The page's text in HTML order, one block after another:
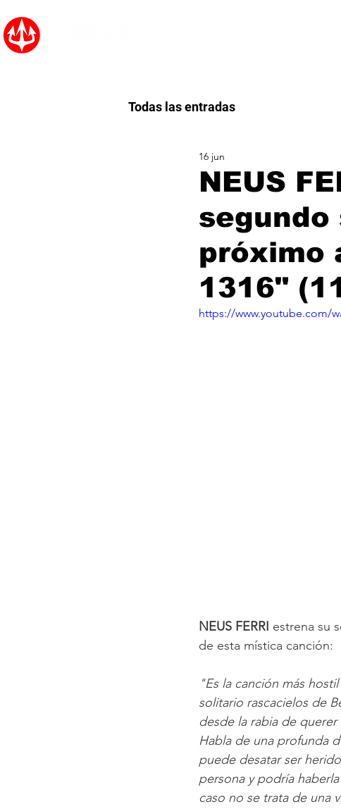
Todas las entradas
NEUS
segundo
próximo
1316"
16 jun
https://www.youtube.com/
NEUS FERRI estrena su
de esta mística canción:
"Es la canción más
solitario rascacielos de
desde la rabia de
Habla de una profunda
puede desatar ser
persona y podría
caso no se trata de una